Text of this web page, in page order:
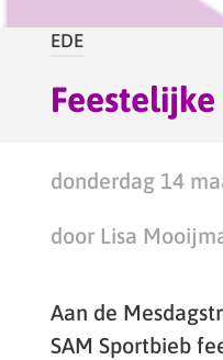
EDE
donderdag 14
door Lisa
Aan de
SAM Sportbieb